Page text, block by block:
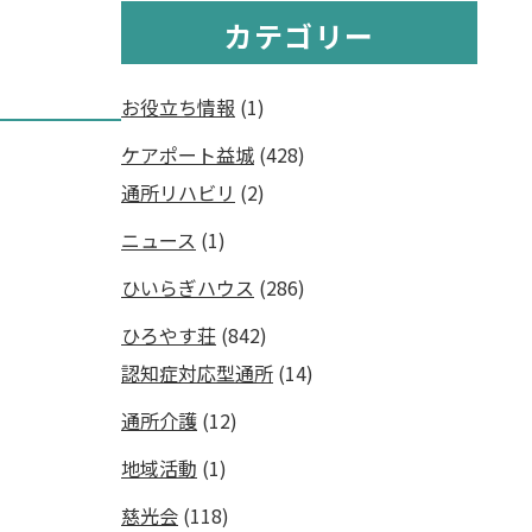
カテゴリー
お役立ち情報 (1)
ケアポート益城 (428)
通所リハビリ (2)
ニュース (1)
ひいらぎハウス (286)
ひろやす荘 (842)
認知症対応型通所 (14)
通所介護 (12)
地域活動 (1)
慈光会 (118)